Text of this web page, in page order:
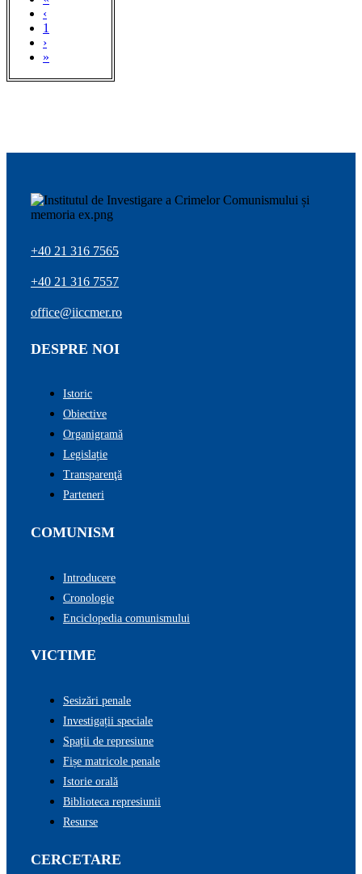
‹
1
›
»
+40 21 316 7565
+40 21 316 7557
office@iiccmer.ro
DESPRE NOI
Istoric
Obiective
Organigramă
Legislație
Transparenţă
Parteneri
COMUNISM
Introducere
Cronologie
Enciclopedia comunismului
VICTIME
Sesizări penale
Investigații speciale
Spații de represiune
Fișe matricole penale
Istorie orală
Biblioteca represiunii
Resurse
CERCETARE